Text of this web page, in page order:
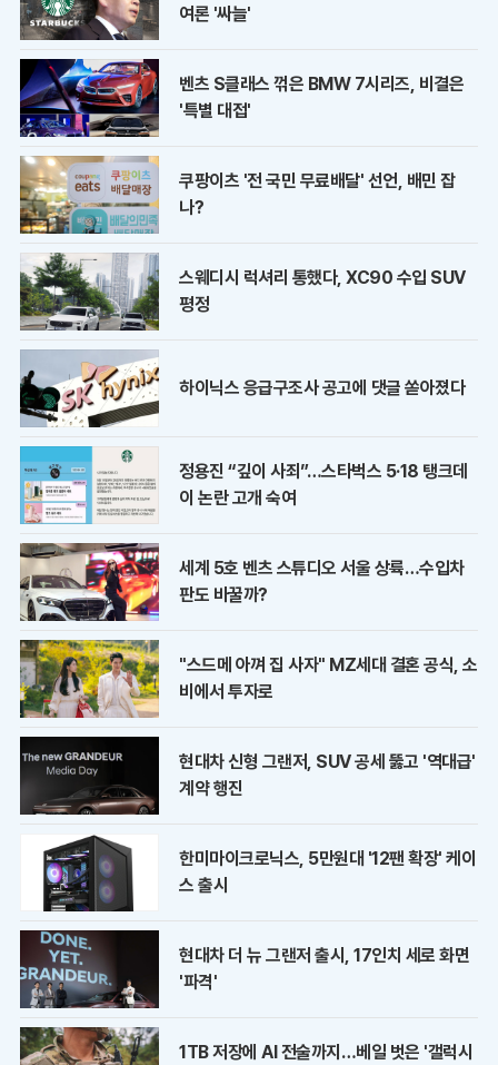
여론 '싸늘'
벤츠 S클래스 꺾은 BMW 7시리즈, 비결은
'특별 대접'
쿠팡이츠 '전 국민 무료배달' 선언, 배민 잡
나?
스웨디시 럭셔리 통했다, XC90 수입 SUV
평정
하이닉스 응급구조사 공고에 댓글 쏟아졌다
정용진 “깊이 사죄”…스타벅스 5·18 탱크데
이 논란 고개 숙여
세계 5호 벤츠 스튜디오 서울 상륙…수입차
판도 바꿀까?
"스드메 아껴 집 사자" MZ세대 결혼 공식, 소
비에서 투자로
현대차 신형 그랜저, SUV 공세 뚫고 '역대급'
계약 행진
한미마이크로닉스, 5만원대 '12팬 확장' 케이
스 출시
현대차 더 뉴 그랜저 출시, 17인치 세로 화면
'파격'
1TB 저장에 AI 전술까지…베일 벗은 '갤럭시